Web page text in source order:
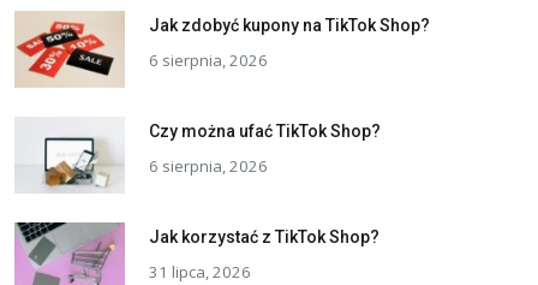
Jak zdobyć kupony na TikTok Shop?
6 sierpnia, 2026
Czy można ufać TikTok Shop?
6 sierpnia, 2026
Jak korzystać z TikTok Shop?
31 lipca, 2026